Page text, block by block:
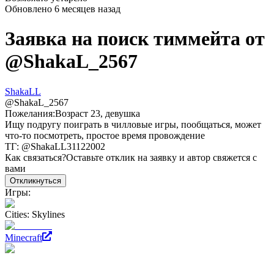
Обновлено 6 месяцев назад
Заявка на поиск тиммейта от
@ShakaL_2567
ShakaLL
@ShakaL_2567
Пожелания:Возраст 23, девушка
Ищу подругу поиграть в чилловые игры, пообщаться, может
что-то посмотреть, простое время провождение
ТГ: @ShakaLL31122002
Как связаться?Оставьте отклик на заявку и автор свяжется с
вами
Откликнуться
Игры:
Cities: Skylines
Minecraft